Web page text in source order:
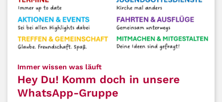
Immer wissen was läuft:
Hey Du! Komm doch in unsere
WhatsApp-Gruppe